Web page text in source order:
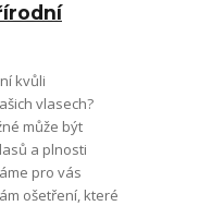
kvůli
vlasech?
může být
a plnosti
pro vás
ošetření, které